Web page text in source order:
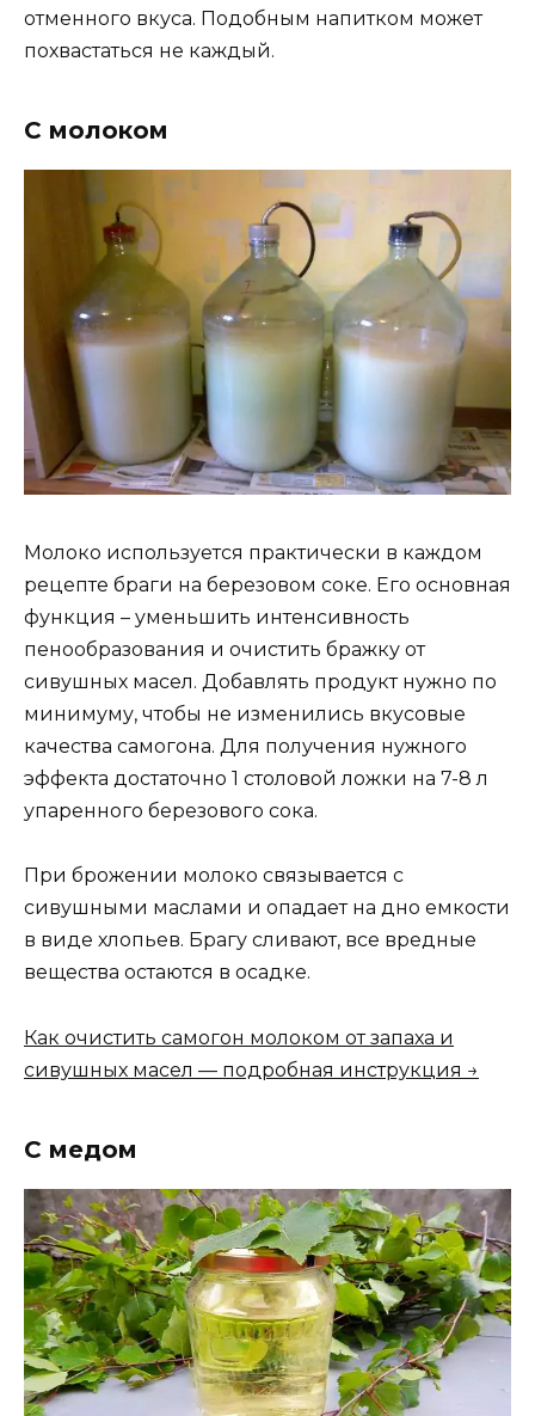
отменного вкуса. Подобным напитком может
похвастаться не каждый.
С молоком
Молоко используется практически в каждом
рецепте браги на березовом соке. Его основная
функция – уменьшить интенсивность
пенообразования и очистить бражку от
сивушных масел. Добавлять продукт нужно по
минимуму, чтобы не изменились вкусовые
качества самогона. Для получения нужного
эффекта достаточно 1 столовой ложки на 7-8 л
упаренного березового сока.
При брожении молоко связывается с
сивушными маслами и опадает на дно емкости
в виде хлопьев. Брагу сливают, все вредные
вещества остаются в осадке.
Как очистить самогон молоком от запаха и
сивушных масел — подробная инструкция →
С медом